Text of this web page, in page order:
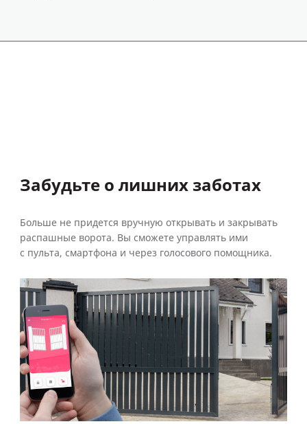
Забудьте о лишних заботах
Больше не придется вручную открывать и закрывать
распашные ворота. Вы сможете управлять ими
с пульта, смартфона и через голосового помощника.